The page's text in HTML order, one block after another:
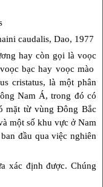
caudalis, Dao, 1977
hay còn gọi là voọc
bạc hay voọc mào
cristatus, là một phân
Nam Á, trong đó có
mặt từ vùng Đông Bắc
một số khu vực ở Nam
đầu qua việc nghiên
xác định được. Chúng